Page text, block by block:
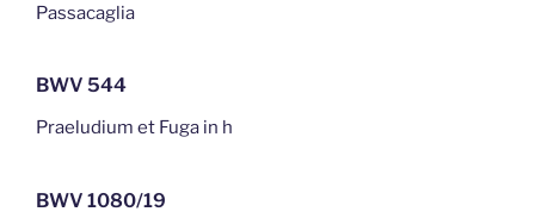
Passacaglia
BWV 544
Praeludium et Fuga in h
BWV 1080/19